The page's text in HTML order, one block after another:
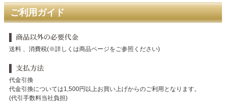
ご利用ガイド
送料 、消費税(※詳しくは商品ページをご参照ください)
代金引換
代金引換については1,500円以上お買い上げからのご利用となります。
(代引手数料当社負担)